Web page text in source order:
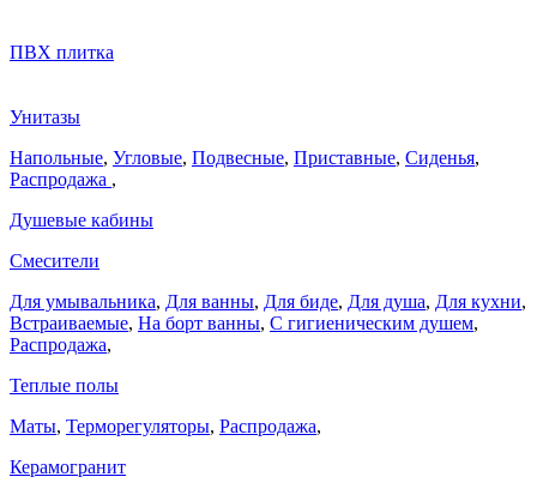
ПВХ плитка
Унитазы
Напольные, Угловые, Подвесные, Приставные, Сиденья,
Распродажа ,
Душевые кабины
Смесители
Для умывальника, Для ванны, Для биде, Для душа, Для кухни,
Встраиваемые, На борт ванны, C гигиеническим душем,
Распродажа,
Теплые полы
Маты, Терморегуляторы, Распродажа,
Керамогранит